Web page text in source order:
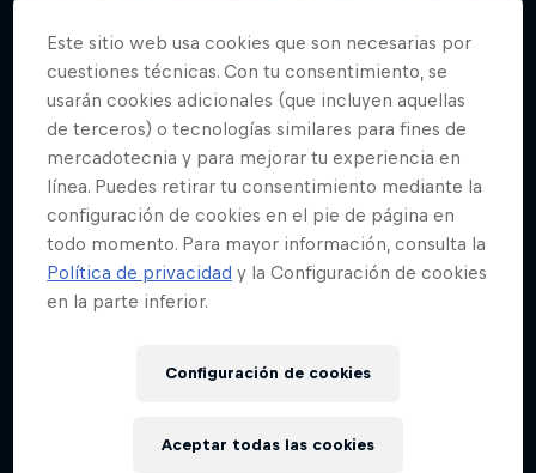
Este sitio web usa cookies que son necesarias por
cuestiones técnicas. Con tu consentimiento, se
usarán cookies adicionales (que incluyen aquellas
de terceros) o tecnologías similares para fines de
mercadotecnia y para mejorar tu experiencia en
línea. Puedes retirar tu consentimiento mediante la
configuración de cookies en el pie de página en
todo momento. Para mayor información, consulta la
Política de privacidad y la Configuración de cookies
en la parte inferior.
Configuración de cookies
Aceptar todas las cookies